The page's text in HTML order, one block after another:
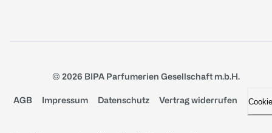
© 2026 BIPA Parfumerien Gesellschaft m.b.H.
AGB Impressum Datenschutz Vertrag widerrufen